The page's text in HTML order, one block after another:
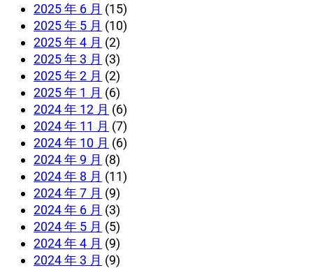
2025 年 6 月 (15)
2025 年 5 月 (10)
2025 年 4 月 (2)
2025 年 3 月 (3)
2025 年 2 月 (2)
2025 年 1 月 (6)
2024 年 12 月 (6)
2024 年 11 月 (7)
2024 年 10 月 (6)
2024 年 9 月 (8)
2024 年 8 月 (11)
2024 年 7 月 (9)
2024 年 6 月 (3)
2024 年 5 月 (5)
2024 年 4 月 (9)
2024 年 3 月 (9)